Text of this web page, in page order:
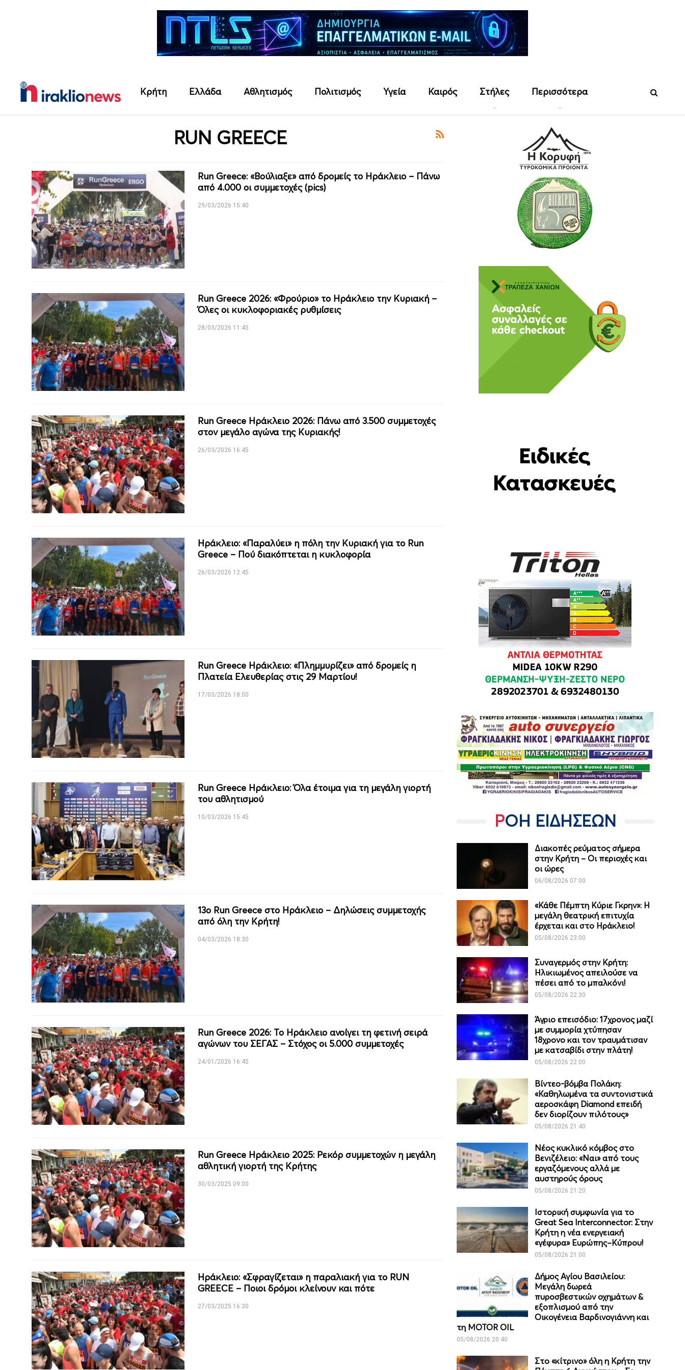
Κρήτη Ελλάδα Αθλητισμός Πολιτισμός Υγεία Καιρός Στήλες Περισσότερα
RUN GREECE
Run Greece: «Βούλιαξε» από δρομείς το Ηράκλειο – Πάνω
από 4.000 οι συμμετοχές (pics)
29/03/2026 15:40
Run Greece 2026: «Φρούριο» το Ηράκλειο την Κυριακή –
Όλες οι κυκλοφοριακές ρυθμίσεις
28/03/2026 11:45
Run Greece Ηράκλειο 2026: Πάνω από 3.500 συμμετοχές
στον μεγάλο αγώνα της Κυριακής!
26/03/2026 16:45
Ηράκλειο: «Παραλύει» η πόλη την Κυριακή για το Run
Greece – Πού διακόπτεται η κυκλοφορία
26/03/2026 12:45
Run Greece Ηράκλειο: «Πλημμυρίζει» από δρομείς η
Πλατεία Ελευθερίας στις 29 Μαρτίου!
17/03/2026 18:00
Run Greece Ηράκλειο: Όλα έτοιμα για τη μεγάλη γιορτή
του αθλητισμού
10/03/2026 15:45
13ο Run Greece στο Ηράκλειο – Δηλώσεις συμμετοχής
από όλη την Κρήτη!
04/03/2026 18:30
Run Greece 2026: Το Ηράκλειο ανοίγει τη φετινή σειρά
αγώνων του ΣΕΓΑΣ – Στόχος οι 5.000 συμμετοχές
24/01/2026 16:45
Run Greece Ηράκλειο 2025: Ρεκόρ συμμετοχών η μεγάλη
αθλητική γιορτή της Κρήτης
30/03/2025 09:00
Ηράκλειο: «Σφραγίζεται» η παραλιακή για το RUN
GREECE – Ποιοι δρόμοι κλείνουν και πότε
27/03/2025 16:30
ΡΟΗ ΕΙΔΗΣΕΩΝ
Διακοπές ρεύματος σήμερα
στην Κρήτη – Οι περιοχές και
οι ώρες
06/08/2026 07:00
«Κάθε Πέμπτη Κύριε Γκρην»: Η
μεγάλη θεατρική επιτυχία
έρχεται και στο Ηράκλειο!
05/08/2026 23:00
Συναγερμός στην Κρήτη:
Ηλικιωμένος απειλούσε να
πέσει από το μπαλκόνι!
05/08/2026 22:30
Άγριο επεισόδιο: 17χρονος μαζί
με συμμορία χτύπησαν
18χρονο και τον τραυμάτισαν
με κατσαβίδι στην πλάτη!
05/08/2026 22:00
Βίντεο-βόμβα Πολάκη:
«Καθηλωμένα τα συντονιστικά
αεροσκάφη Diamond επειδή
δεν διορίζουν πιλότους»
05/08/2026 21:40
Νέος κυκλικό κόμβος στο
Βενιζέλειο: «Ναι» από τους
εργαζόμενους αλλά με
αυστηρούς όρους
05/08/2026 21:20
Ιστορική συμφωνία για το
Great Sea Interconnector: Στην
Κρήτη η νέα ενεργειακή
«γέφυρα» Ευρώπης–Κύπρου!
05/08/2026 21:00
Δήμος Αγίου Βασιλείου:
Μεγάλη δωρεά
πυροσβεστικών οχημάτων &
εξοπλισμού από την
Οικογένεια Βαρδινογιάννη και
τη MOTOR OIL
05/08/2026 20:40
Στο «κίτρινο» όλη η Κρήτη την